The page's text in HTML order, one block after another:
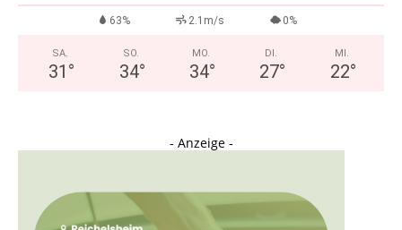
63% 2.1m/s 0%
SA.
31 °
SO.
34°
MO.
34°
DI.
27°
MI.
22°
- Anzeige -